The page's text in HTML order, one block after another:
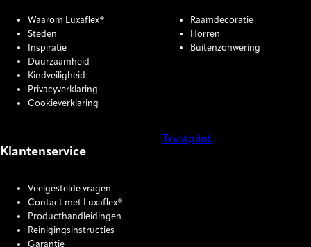
Waarom Luxaflex®
Steden
Inspiratie
Duurzaamheid
Kindveiligheid
Privacyverklaring
Cookieverklaring
Raamdecoratie
Horren
Buitenzonwering
Klantenservice
Veelgestelde vragen
Contact met Luxaflex®
Producthandleidingen
Reinigingsinstructies
Garantie
Trustpilot